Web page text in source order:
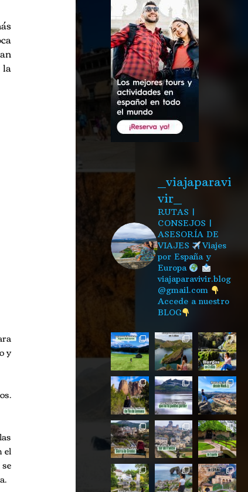
la
y
el
_viajaparavi
vir_
RUTAS |
CONSEJOS |
ASESORÍA DE
VIAJES
Viajes
por España y
Europa
viajaparavivir.blog
@gmail.com
Accede a nuestro
BLOG